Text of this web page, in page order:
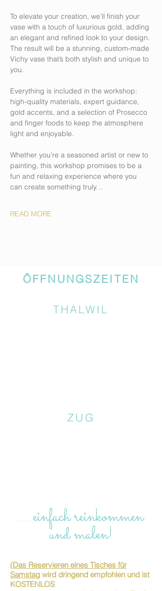
To elevate your creation, we’ll finish your
vase with a touch of luxurious gold, adding
an elegant and refined look to your design.
The result will be a stunning, custom-made
Vichy vase that’s both stylish and unique to
you.
Everything is included in the workshop:
high-quality materials, expert guidance,
gold accents, and a selection of Prosecco
and finger foods to keep the atmosphere
light and enjoyable.
Whether you’re a seasoned artist or new to
painting, this workshop promises to be a
fun and relaxing experience where you
can create something truly…
READ MORE
ÖFFNUNGSZEITEN
THALWIL
ZUG
… einfach reinkommen
und malen!
(Das Reservieren eines Tisches für
Samstag wird dringend empfohlen und ist
KOSTENLOS